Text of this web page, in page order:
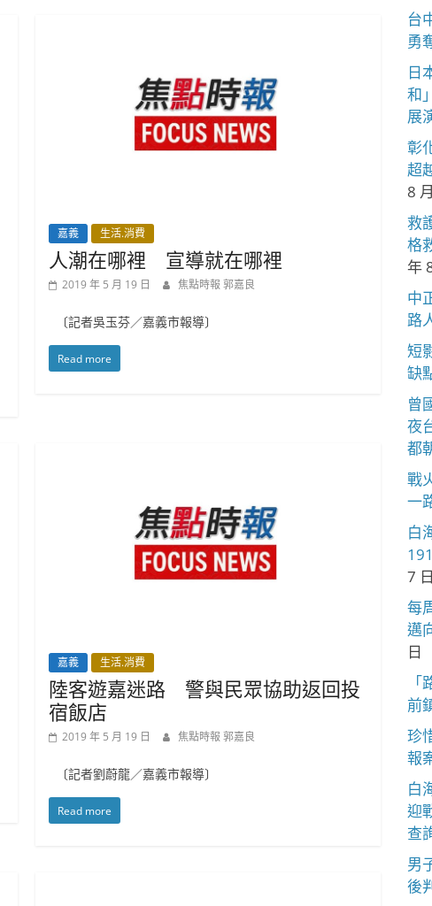
嘉義 生活.消費
人潮在哪裡 宣導就在哪裡
2019 年 5 月 19 日 焦點時報 郭嘉良
〔記者吳玉芬／嘉義市報導〕
Read more
嘉義 生活.消費
陸客遊嘉迷路 警與民眾協助返回投
宿飯店
2019 年 5 月 19 日 焦點時報 郭嘉良
〔記者劉蔚龍／嘉義市報導〕
Read more
台
勇
日
和
展
彰
超
8
救
格
年
中
路
短
缺
曾
夜
都
戰
一
白
7 日
每
邁
日
前
珍
報
白
迎
查
男
後